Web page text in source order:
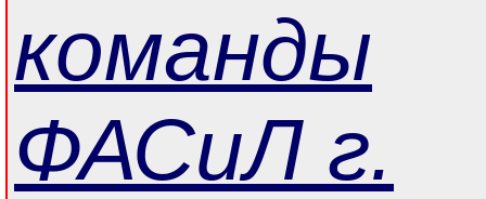
команды
ФАСиЛ г.